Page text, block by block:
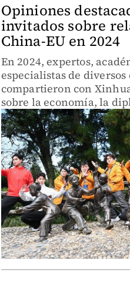
Opiniones
invitados sobre
China-EU en 2024
En 2024, expertos,
especialistas de diversos
compartieron con
sobre la economía, la
relaciones